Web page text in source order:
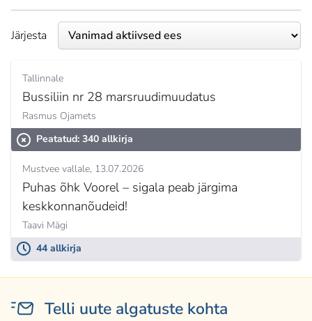
Järjesta
Tallinnale
Bussiliin nr 28 marsruudimuudatus
Rasmus Ojamets
Peatatud: 340 allkirja
Mustvee vallale 13.07.2026
Puhas õhk Voorel – sigala peab järgima
keskkonnanõudeid!
Taavi Mägi
44 allkirja
Telli uute algatuste kohta